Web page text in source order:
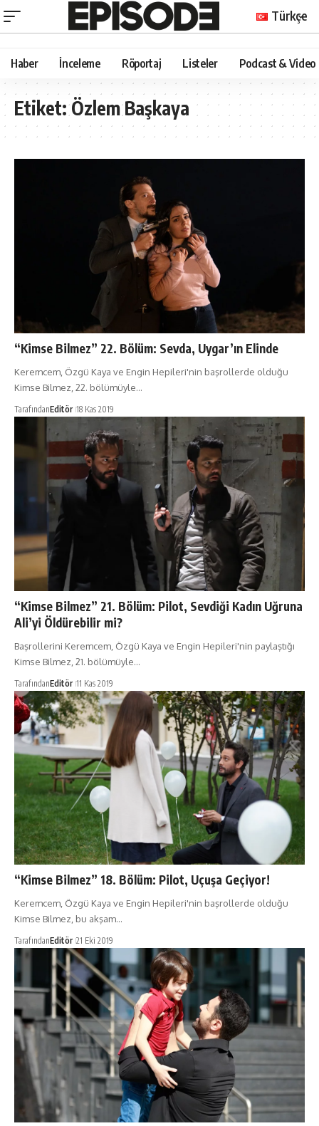
Türkçe
Haber İnceleme Röportaj Listeler Podcast & Video
Etiket:Özlem Başkaya
“Kimse Bilmez” 22. Bölüm: Sevda, Uygar’ın Elinde
Keremcem, Özgü Kaya ve Engin Hepileri'nin başrollerde olduğu
Kimse Bilmez, 22. bölümüyle…
TarafındanEditör 18 Kas 2019
“Kimse Bilmez” 21. Bölüm: Pilot, Sevdiği Kadın Uğruna
Ali’yi Öldürebilir mi?
Başrollerini Keremcem, Özgü Kaya ve Engin Hepileri'nin paylaştığı
Kimse Bilmez, 21. bölümüyle…
TarafındanEditör 11 Kas 2019
“Kimse Bilmez” 18. Bölüm: Pilot, Uçuşa Geçiyor!
Keremcem, Özgü Kaya ve Engin Hepileri'nin başrollerde olduğu
Kimse Bilmez, bu akşam…
TarafındanEditör 21 Eki 2019